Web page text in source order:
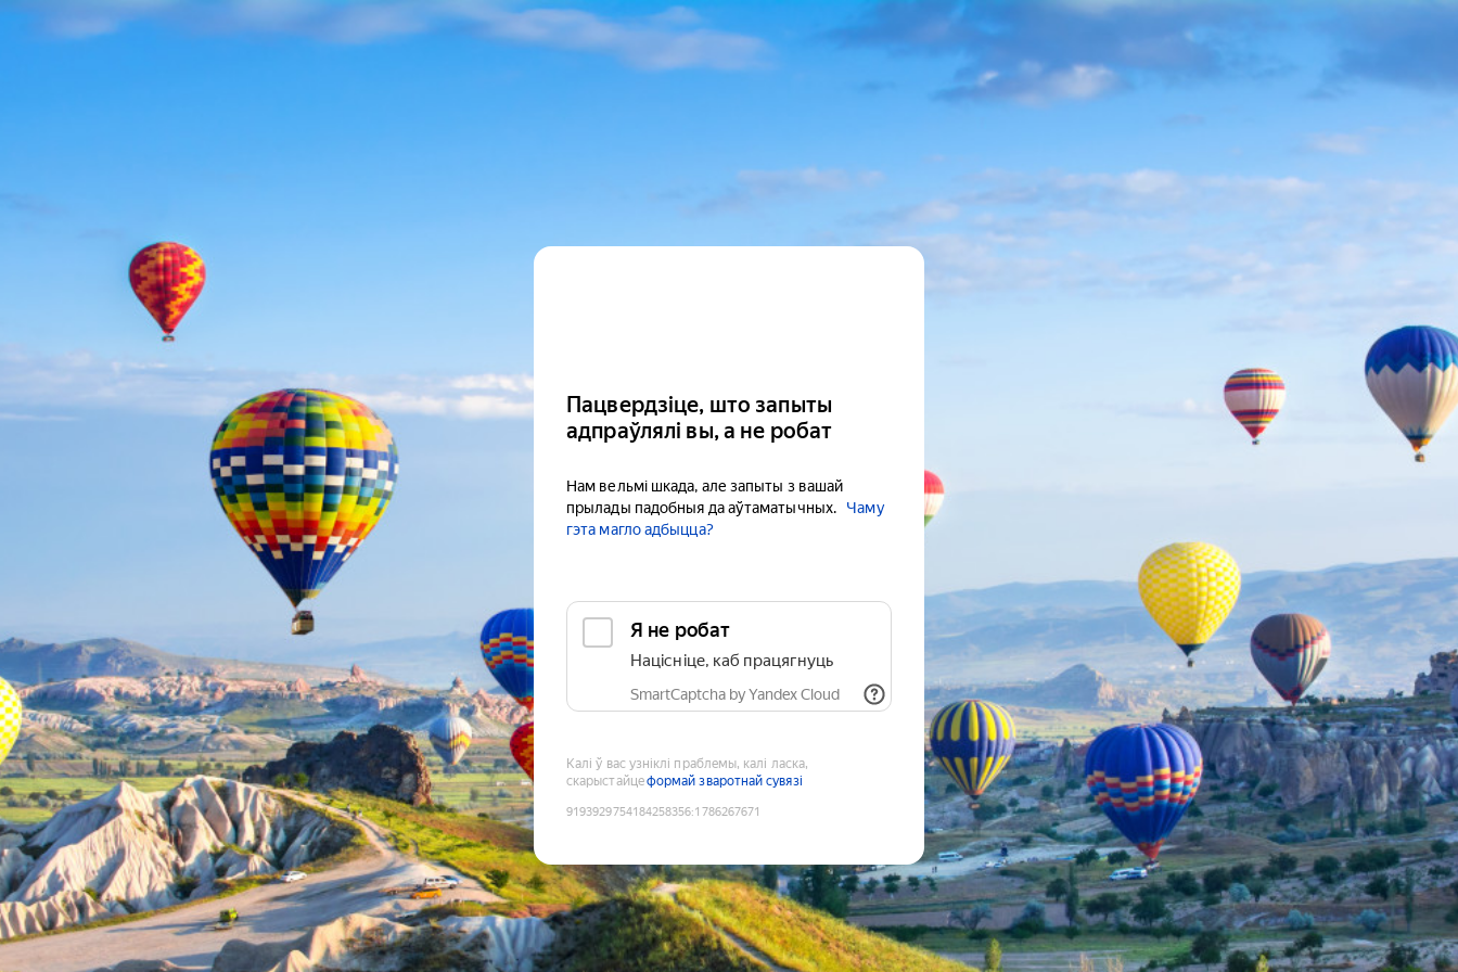
Пацвердзіце, што запыты
адпраўлялі вы, а не робат
Нам вельмі шкада, але запыты з вашай
прылады падобныя да аўтаматычных.
Чаму
гэта магло адбыцца?
Я не робат
Націсніце, каб працягнуць
SmartCaptcha by Yandex Cloud
Калі ў вас узніклі праблемы, калі ласка,
скарыстайцеформай зваротнай сувязі
9193929754184258356:1786267671